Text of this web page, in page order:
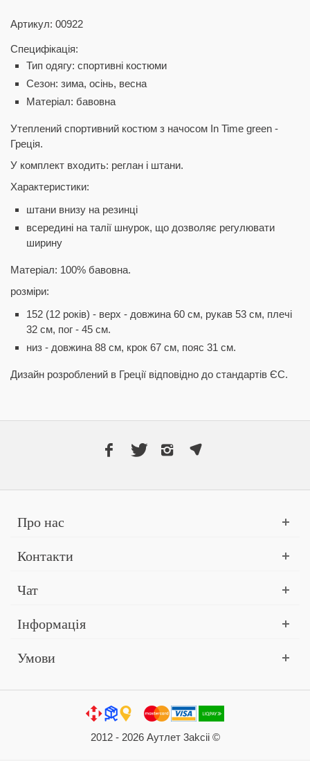
Артикул: 00922
Специфікація:
Тип одягу: спортивні костюми
Сезон: зима, осінь, весна
Матеріал: бавовна
Утеплений спортивний костюм з начосом In Time green -
Греція.
У комплект входить: реглан і штани.
Характеристики:
штани внизу на резинці
всередині на талії шнурок, що дозволяє регулювати
ширину
Матеріал: 100% бавовна.
розміри:
152 (12 років) - верх - довжина 60 см, рукав 53 см, плечі
32 см, пог - 45 см.
низ - довжина 88 см, крок 67 см, пояс 31 см.
Дизайн розроблений в Греції відповідно до стандартів ЄС.
Про нас
Контакти
Чат
Інформація
Умови
2012 - 2026 Аутлет 3akcii ©